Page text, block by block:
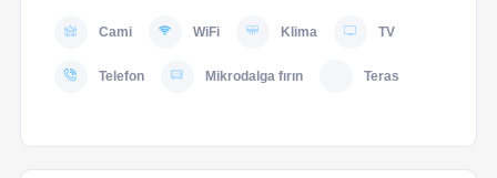
Cami WiFi Klima TV
Telefon Mikrodalga fırın Teras